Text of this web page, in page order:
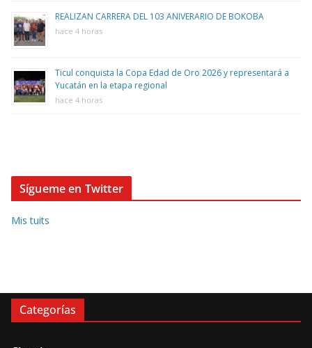
REALIZAN CARRERA DEL 103 ANIVERARIO DE BOKOBA
hace 4 horas
Ticul conquista la Copa Edad de Oro 2026 y representará a
Yucatán en la etapa regional
hace 4 horas
Sígueme en Twitter
Mis tuits
Categorías